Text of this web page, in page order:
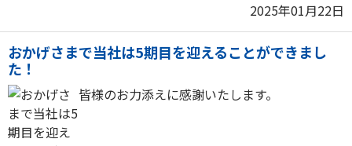
2025年01月22日
おかげさまで当社は5期目を迎えることができまし
た！
皆様のお力添えに感謝いたします。